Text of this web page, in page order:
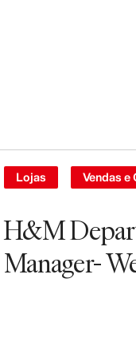
H&M
Manager-
Lojas Vendas e